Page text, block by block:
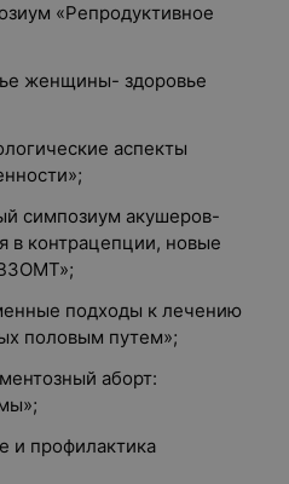
«Репродуктивное
женщины- здоровье
аспекты
симпозиум акушеров-
в контрацепции, новые
подходы к лечению
половым путем»;
аборт:
и профилактика